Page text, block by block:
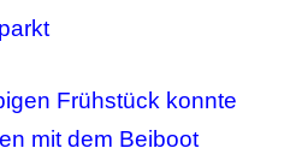
Frühstück konnte
mit dem Beiboot